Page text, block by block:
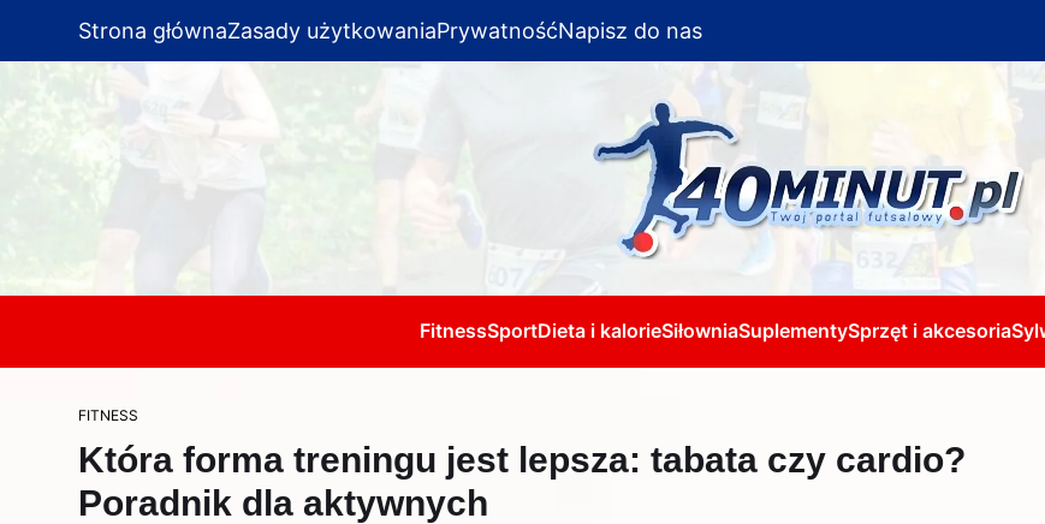
Strona głównaZasady użytkowaniaPrywatnośćNapisz do nas
FitnessSportDieta i kalorieSiłowniaSuplementySprzęt i akcesoria
FITNESS
Która forma treningu jest lepsza: tabata czy cardio?
Poradnik dla aktywnych